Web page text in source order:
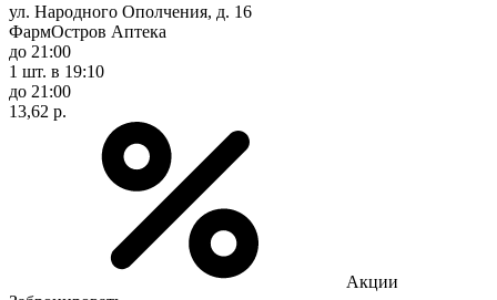
ул. Народного Ополчения, д. 16
ФармОстров Аптека
до 21:00
1 шт. в 19:10
до 21:00
13,62 р.
Акции